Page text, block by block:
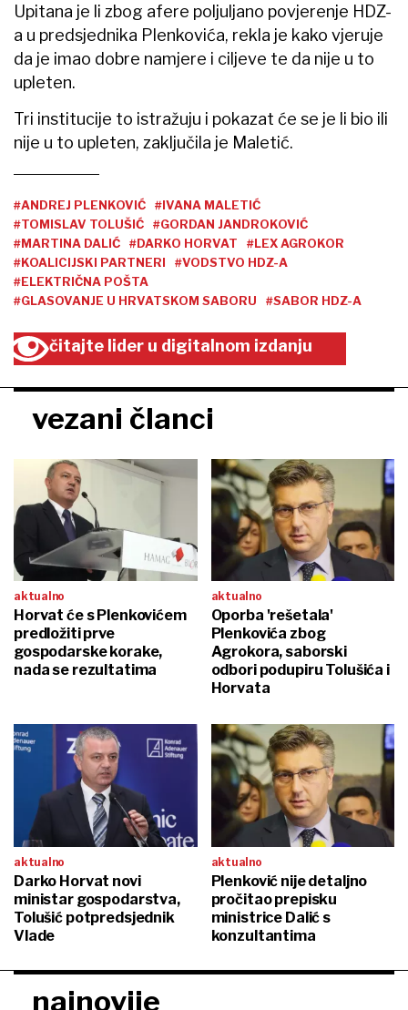
Upitana je li zbog afere poljuljano povjerenje HDZ-
a u predsjednika Plenkovića, rekla je kako vjeruje
da je imao dobre namjere i ciljeve te da nije u to
upleten.
Tri institucije to istražuju i pokazat će se je li bio ili
nije u to upleten, zaključila je Maletić.
#ANDREJ PLENKOVIĆ
#IVANA MALETIĆ
#TOMISLAV TOLUŠIĆ
#GORDAN JANDROKOVIĆ
#MARTINA DALIĆ
#DARKO HORVAT
#LEX AGROKOR
#KOALICIJSKI PARTNERI
#VODSTVO HDZ-A
#ELEKTRIČNA POŠTA
#GLASOVANJE U HRVATSKOM SABORU
#SABOR HDZ-A
čitajte lider u digitalnom izdanju
vezani članci
aktualno
Horvat će s Plenkovićem
predložiti prve
gospodarske korake,
nada se rezultatima
aktualno
Oporba 'rešetala'
Plenkovića zbog
Agrokora, saborski
odbori podupiru Tolušića i
Horvata
aktualno
Darko Horvat novi
ministar gospodarstva,
Tolušić potpredsjednik
Vlade
aktualno
Plenković nije detaljno
pročitao prepisku
ministrice Dalić s
konzultantima
najnovije